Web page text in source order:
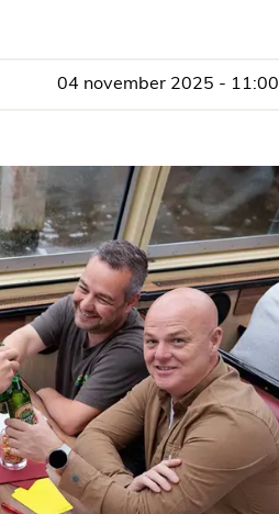
04 november 2025 - 11:00